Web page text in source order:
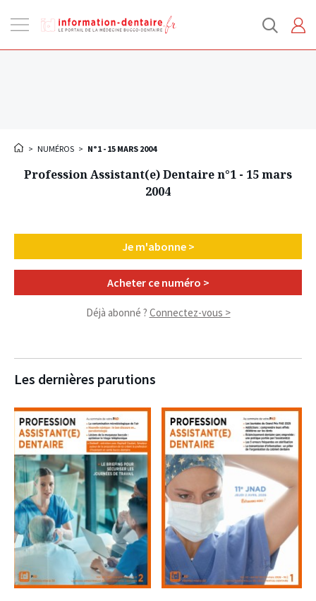
la
> NUMÉROS > N°1 - 15 MARS 2004
Profession Assistant(e) Dentaire n°1 - 15 mars
2004
Je m'abonne >
Acheter ce numéro >
Déjà abonné ? Connectez-vous >
Les dernières parutions